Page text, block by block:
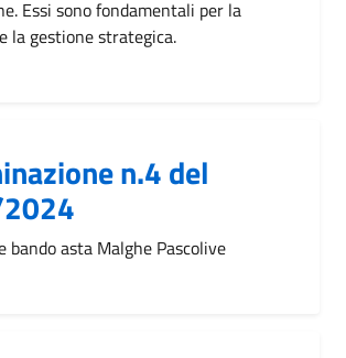
Essi sono fondamentali per la
la gestione strategica.
n.4 del
bando asta Malghe Pascolive